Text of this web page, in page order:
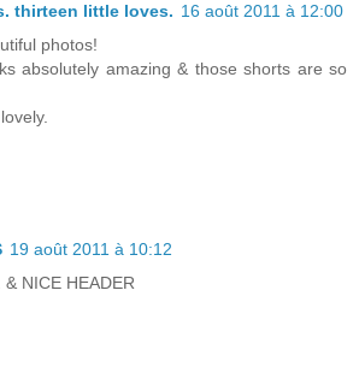
thirteen little loves. 16 août 2011 à 12:00
photos!
absolutely amazing & those shorts are so
19 août 2011 à 10:12
& NICE HEADER